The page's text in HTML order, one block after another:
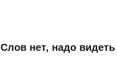
Слов нет, надо видеть